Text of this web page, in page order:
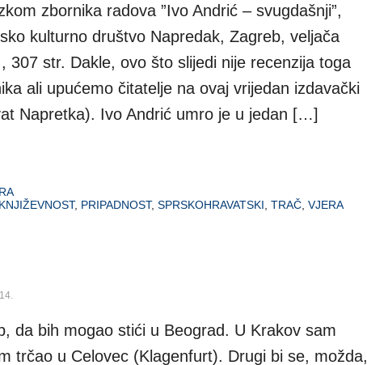
zbornika radova ”Ivo Andrić – svugdašnji”,
kulturno društvo Napredak, Zagreb, veljača
307 str. Dakle, ovo što slijedi nije recenzija toga
ali upućemo čitatelje na ovaj vrijedan izdavački
Napretka). Ivo Andrić umro je u jedan […]
KNJIŽEVNOST, PRIPADNOST, SPRSKOHRAVATSKI TRAČ VJERA
da bih mogao stići u Beograd. U Krakov sam
trčao u Celovec (Klagenfurt). Drugi bi se, možda,